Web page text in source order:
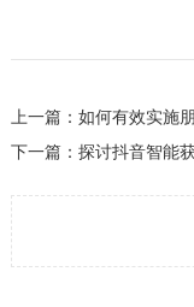
上一篇： 如何有效实施
下一篇： 探讨抖音智能